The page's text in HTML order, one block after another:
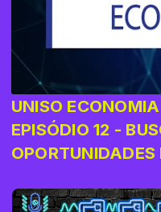
UNISO
EPISÓDIO 12 -